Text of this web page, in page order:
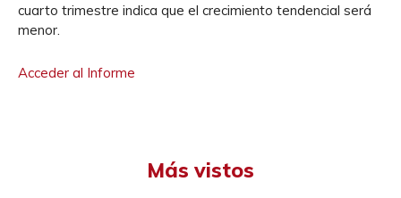
cuarto trimestre indica que el crecimiento tendencial será
menor.
Acceder al Informe
Más vistos